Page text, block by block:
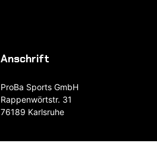
Anschrift
ProBa Sports GmbH
Rappenwörtstr. 31
76189 Karlsruhe